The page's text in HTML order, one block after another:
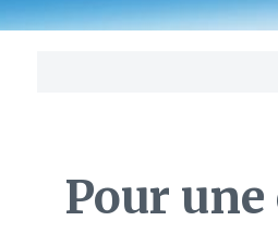
Pour